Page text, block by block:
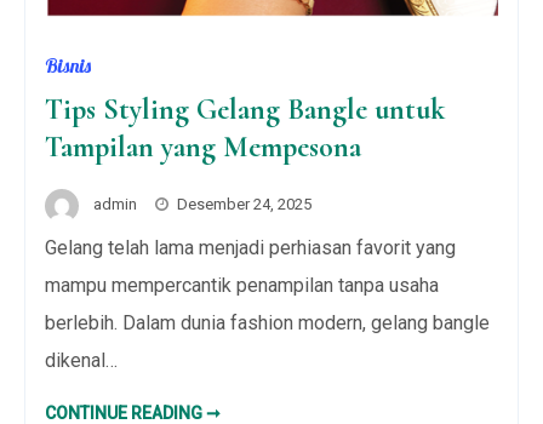
Bisnis
Tips Styling Gelang Bangle untuk
Tampilan yang Mempesona
admin Desember 24, 2025
Gelang telah lama menjadi perhiasan favorit yang
mampu mempercantik penampilan tanpa usaha
berlebih. Dalam dunia fashion modern, gelang bangle
dikenal…
CONTINUE READING ➞TIPS